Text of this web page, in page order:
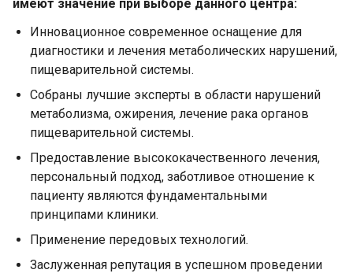
имеют значение при выборе данного центра:
Инновационное современное оснащение для
диагностики и лечения метаболических нарушений,
пищеварительной системы.
Собраны лучшие эксперты в области нарушений
метаболизма, ожирения, лечение рака органов
пищеварительной системы.
Предоставление высококачественного лечения,
персональный подход, заботливое отношение к
пациенту являются фундаментальными
принципами клиники.
Применение передовых технологий.
Заслуженная репутация в успешном проведении